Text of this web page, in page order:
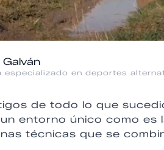
especializado en deportes
de todo lo que
entorno único como
técnicas que se